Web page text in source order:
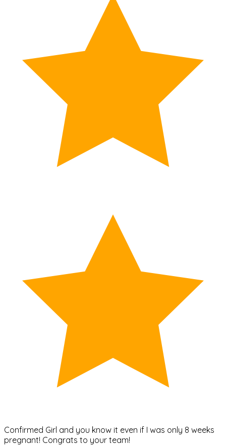
Confirmed Girl and you know it even if I was only 8 weeks
pregnant! Congrats to your team!